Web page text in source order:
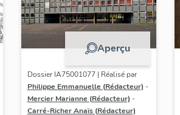
Aperçu
Dossier IA75001077 | Réalisé par
Philippe Emmanuelle (Rédacteur) -
Mercier Marianne (Rédacteur) -
Carré-Richer Anaïs (Rédacteur)